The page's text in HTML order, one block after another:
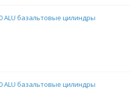
ALU базальтовые цилиндры
ALU базальтовые цилиндры